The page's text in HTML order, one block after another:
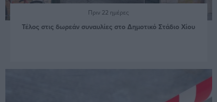
Πριν 22 ημέρες
Τέλος στις δωρεάν συναυλίες στο Δημοτικό Στάδιο Χίου